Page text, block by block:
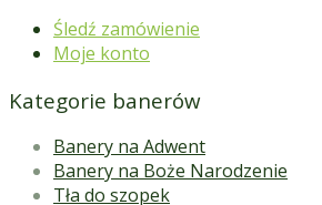
Śledź zamówienie
Moje konto
Kategorie banerów
Banery na Adwent
Banery na Boże Narodzenie
Tła do szopek